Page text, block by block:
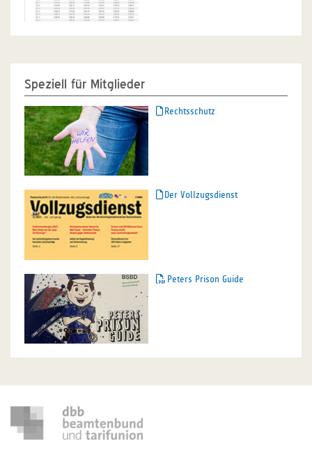
Speziell für Mitglieder
Rechtsschutz
Der Vollzugsdienst
Peters Prison Guide